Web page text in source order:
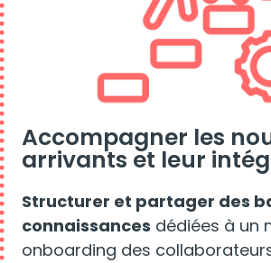
Accompagner les
arrivants et leur
Structurer et partager des
connaissances dédiées à un
onboarding des